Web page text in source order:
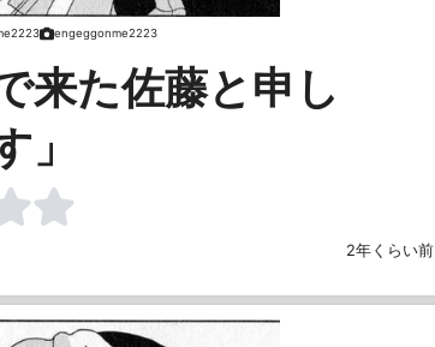
engeggonme2223
来た佐藤と申し
」
2年くらい前